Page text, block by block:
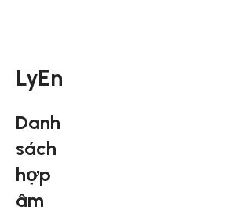
LyEn
Danh
sách
hợp
âm